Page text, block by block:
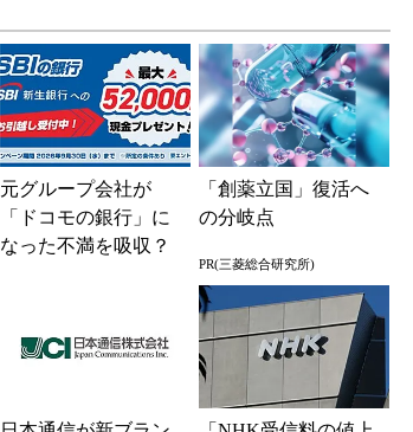
元グループ会社が
「ドコモの銀行」に
なった不満を吸収？
「創薬立国」復活へ
の分岐点
PR(三菱総合研究所)